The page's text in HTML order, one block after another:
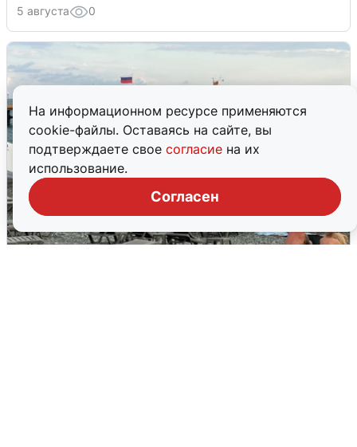
На информационном ресурсе применяются
cookie-файлы. Оставаясь на сайте, вы
подтверждаете свое согласие на их
использование.
Согласен
5 августа 0